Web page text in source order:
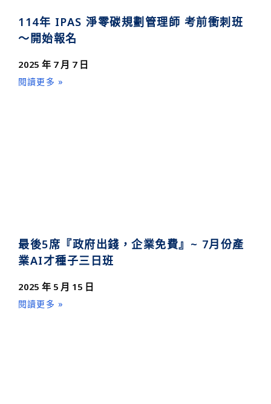
114年 IPAS 淨零碳規劃管理師 考前衝刺班
～開始報名
2025 年 7 月 7 日
閱讀更多 »
最後5席『政府出錢，企業免費』~ 7月份產
業AI才種子三日班
2025 年 5 月 15 日
閱讀更多 »